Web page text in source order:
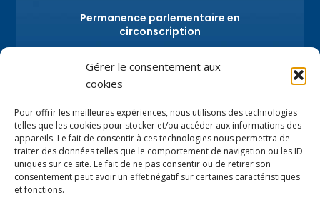
Gérer le consentement aux
cookies
Pour offrir les meilleures expériences, nous utilisons des technologies
telles que les cookies pour stocker et/ou accéder aux informations des
appareils. Le fait de consentir à ces technologies nous permettra de
traiter des données telles que le comportement de navigation ou les ID
uniques sur ce site. Le fait de ne pas consentir ou de retirer son
consentement peut avoir un effet négatif sur certaines caractéristiques
et fonctions.
Permanence parlementaire en
circonscription
7 place de la Libération BP59
depute@virginiedubymuller.fr